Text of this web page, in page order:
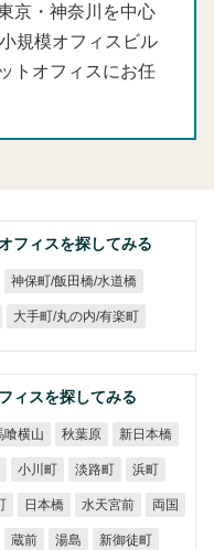
京・神奈川を中心
規模オフィスビル
トオフィスにお任
フィスを探してみる
神保町/飯田橋/水道橋
大手町/丸の内/有楽町
ィスを探してみる
喰横山 秋葉原 新日本橋
小川町 淡路町 浜町
日本橋 水天宮前 両国
蔵前 湯島 新御徒町